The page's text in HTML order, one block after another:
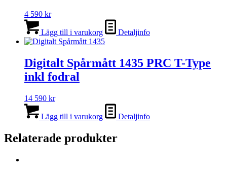
4 590 kr
Lägg till i varukorg Detaljinfo
Digitalt Spårmått 1435 PRC T-Type
inkl fodral
14 590 kr
Lägg till i varukorg Detaljinfo
Relaterade produkter